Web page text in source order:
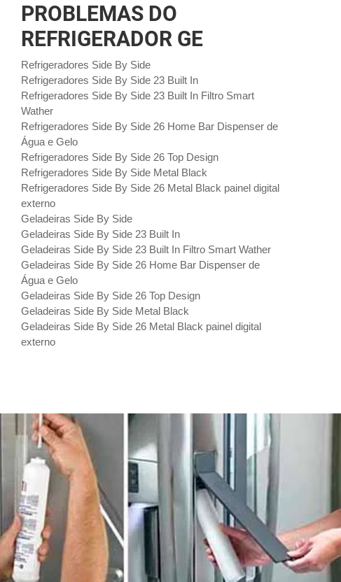
PROBLEMAS DO
REFRIGERADOR GE
Refrigeradores Side By Side
Refrigeradores Side By Side 23 Built In
Refrigeradores Side By Side 23 Built In Filtro Smart
Wather
Refrigeradores Side By Side 26 Home Bar Dispenser de
Água e Gelo
Refrigeradores Side By Side 26 Top Design
Refrigeradores Side By Side Metal Black
Refrigeradores Side By Side 26 Metal Black painel digital
externo
Geladeiras Side By Side
Geladeiras Side By Side 23 Built In
Geladeiras Side By Side 23 Built In Filtro Smart Wather
Geladeiras Side By Side 26 Home Bar Dispenser de
Água e Gelo
Geladeiras Side By Side 26 Top Design
Geladeiras Side By Side Metal Black
Geladeiras Side By Side 26 Metal Black painel digital
externo